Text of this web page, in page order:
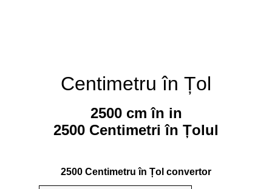
Centimetru în Țol
2500 cm în in
2500 Centimetri în Țolul
2500 Centimetru în Țol convertor